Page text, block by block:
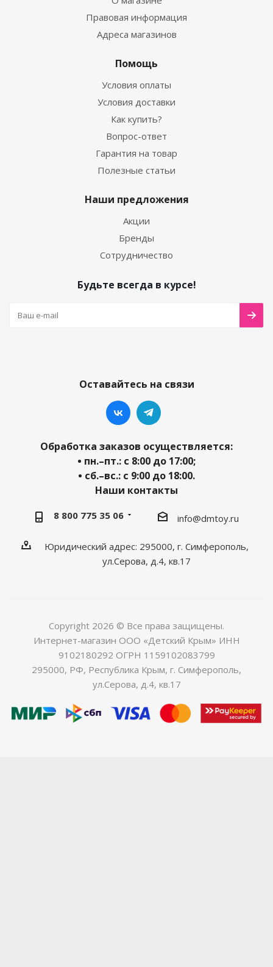
Правовая информация
Адреса магазинов
Помощь
Условия оплаты
Условия доставки
Как купить?
Вопрос-ответ
Гарантия на товар
Полезные статьи
Наши предложения
Акции
Бренды
Сотрудничество
Будьте всегда в курсе!
Оставайтесь на связи
Обработка заказов осуществляется:
• пн.–пт.: с 8:00 до 17:00;
• сб.–вс.: с 9:00 до 18:00.
Наши контакты
8 800 775 35 06 info@dmtoy.ru
Юридический адрес: 295000, г. Симферополь,
ул.Серова, д.4, кв.17
Copyright 2026 © Все права защищены.
Интернет-магазин ООО «Детский Крым» ИНН
9102180292 ОГРН 1159102083799
295000, РФ, Республика Крым, г. Симферополь,
ул.Серова, д.4, кв.17